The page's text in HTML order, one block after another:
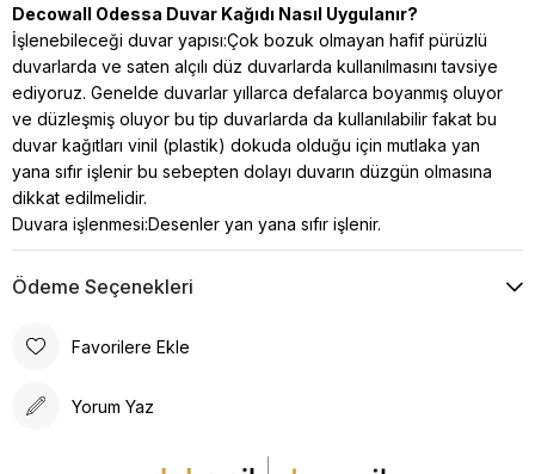
Decowall Odessa Duvar Kağıdı Nasıl Uygulanır?
İşlenebileceği duvar yapısı:Çok bozuk olmayan hafif pürüzlü
duvarlarda ve saten alçılı düz duvarlarda kullanılmasını tavsiye
ediyoruz. Genelde duvarlar yıllarca defalarca boyanmış oluyor
ve düzleşmiş oluyor bu tip duvarlarda da kullanılabilir fakat bu
duvar kağıtları vinil (plastik) dokuda olduğu için mutlaka yan
yana sıfır işlenir bu sebepten dolayı duvarın düzgün olmasına
dikkat edilmelidir.
Duvara işlenmesi:Desenler yan yana sıfır işlenir.
Ödeme Seçenekleri
Favorilere Ekle
Yorum Yaz